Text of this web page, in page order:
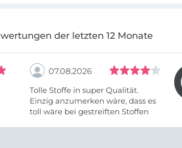
der letzten 12 Monate
07.08.2026
Tolle Stoffe in super Qualität.
Einzig anzumerken wäre, dass es
toll wäre bei gestreiften Stoffen